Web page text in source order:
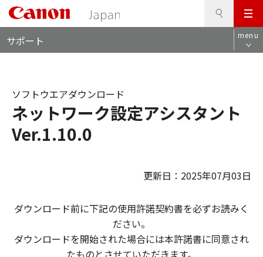
メ
ニ
ュ
サポート menu
ネットワーク設定アシスタント
Ver.1.10.0
ソフトウエアダウンロード
更新日：2025年07月03日
ダウンロード前に下記の使用許諾契約書を必ずお読みく
ださい。
ダウンロードを開始された場合には本許諾書に同意され
たものとさせていただきます。